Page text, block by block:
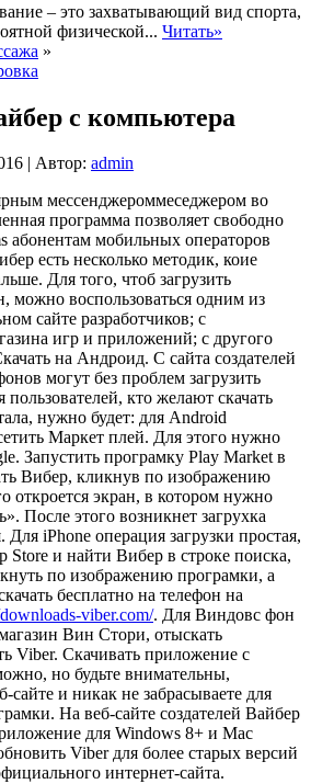
– это захватывающий вид спорта,
физической... Читать»
»
с компьютера
Автор: admin
мессенджероммеседжером во
программа позволяет свободно
абонентам мобильных операторов
есть несколько методик, коие
Для того, чтоб загрузить
можно воспользоваться одним из
сайте разработчиков; с
игр и приложений; с другого
на Андроид. С сайта создателей
могут без проблем загрузить
кто желают скачать
нужно будет: для Android
Маркет плей. Для этого нужно
Запустить програмку Play Market в
Вибер, кликнув по изображению
откроется экран, в котором нужно
После этого возникнет загрухка
iPhone операция загрузки простая,
Store и найти Вибер в строке поиска,
по изображению програмки, а
бесплатно на телефон на
viber.com/. Для Виндовс фон
Вин Стори, отыскать
Viber. Скачивать приложение с
но будьте внимательны,
сайте и никак не забрасываете для
На веб-сайте создателей Вайбер
для Windows 8+ и Mac
Viber для более старых версий
интернет-сайта.